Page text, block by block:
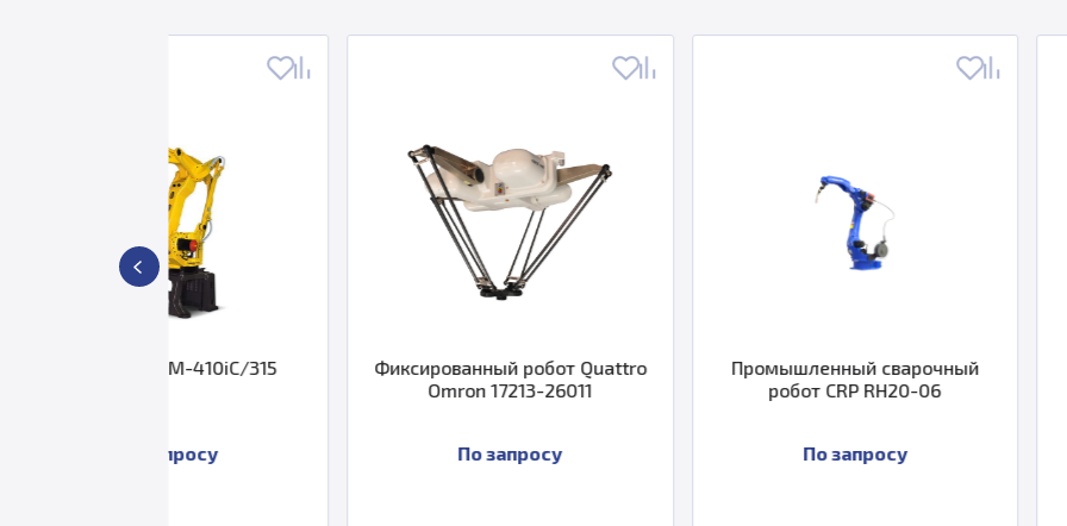
Фиксированный робот Quattro
Omron 17213-26011
Промышленный сварочный
робот CRP RH20-06
Робот